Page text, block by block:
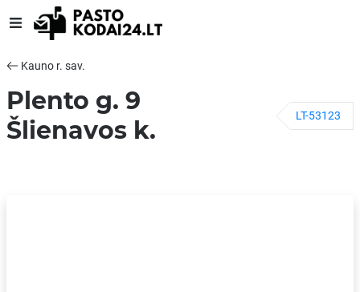
Kauno r. sav.
Plento g. 9
Šlienavos k.
LT-53123